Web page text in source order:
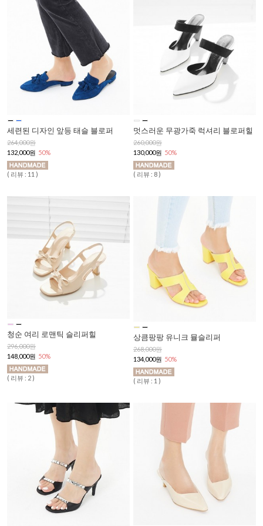
세련된 디자인 앞등 태슬 블로퍼
264,000원
132,000원 50%
( 리뷰 : 11 )
멋스러운 무광가죽 럭셔리 블로퍼힐
260,000원
130,000원 50%
( 리뷰 : 8 )
청순 여리 로맨틱 슬리퍼힐
296,000원
148,000원 50%
( 리뷰 : 2 )
상큼팡팡 유니크 뮬슬리퍼
268,000원
134,000원 50%
( 리뷰 : 1 )